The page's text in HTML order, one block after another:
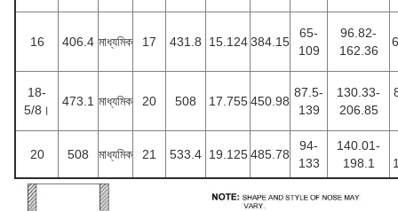
16 406.4 মাধ্যমিক 17 431.8 15.124 384.15
65-
109
96.82-
162.36
18-
5/8।
473.1 মাধ্যমিক 20 508 17.755 450.98
87.5-
139
130.33-
206.85
20 508 মাধ্যমিক 21 533.4 19.125 485.78
94-
133
140.01-
198.1